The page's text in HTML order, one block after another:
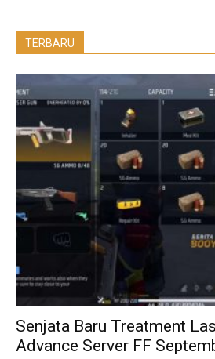
TERBARU
Senjata Baru Treatment
Advance Server FF